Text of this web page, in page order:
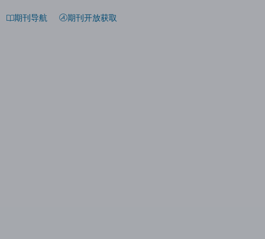
期刊导航 期刊开放获取